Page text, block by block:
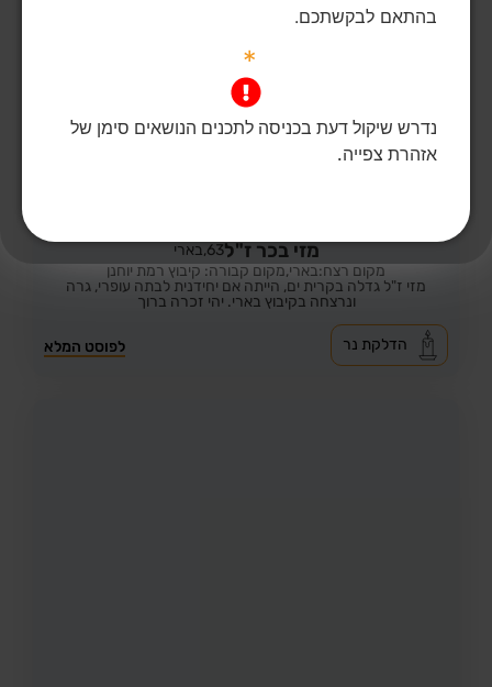
מזי בכר ז"ל63, בארי
מקום רצח:בארי,מקום קבורה: קיבוץ רמת יוחנן
מזי ז"ל גדלה בקרית ים, הייתה אם יחידנית לבתה עופרי, גרה
ונרצחה בקיבוץ בארי. יהי זכרה ברוך
לפוסט המלא הדלקת נר
בהתאם לבקשתכם.
*
נדרש שיקול דעת בכניסה לתכנים הנושאים סימן של
אזהרת צפייה.